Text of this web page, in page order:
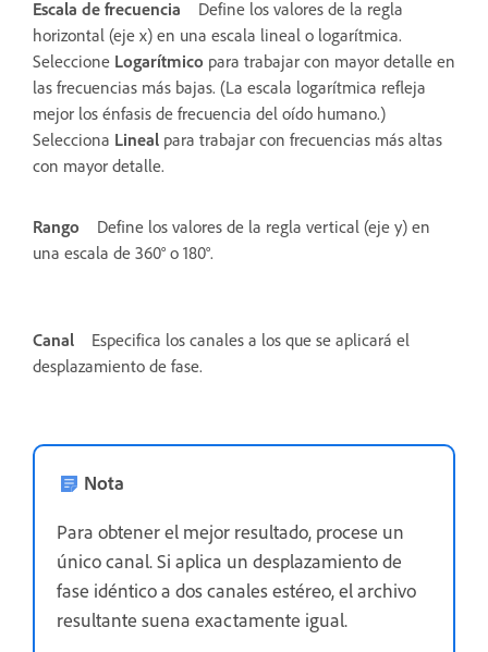
Escala de frecuencia
Define los valores de la regla
horizontal (eje x) en una escala lineal o logarítmica.
Seleccione Logarítmico para trabajar con mayor detalle en
las frecuencias más bajas. (La escala logarítmica refleja
mejor los énfasis de frecuencia del oído humano.)
Selecciona Lineal para trabajar con frecuencias más altas
con mayor detalle.
Rango
Define los valores de la regla vertical (eje y) en
una escala de 360° o 180°.
Canal
Especifica los canales a los que se aplicará el
desplazamiento de fase.
Nota
Para obtener el mejor resultado, procese un
único canal. Si aplica un desplazamiento de
fase idéntico a dos canales estéreo, el archivo
resultante suena exactamente igual.